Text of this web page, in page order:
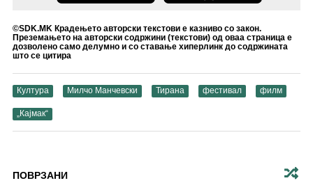
©SDK.MK Крадењето авторски текстови е казниво со закон.
Преземањето на авторски содржини (текстови) од оваа страница е
дозволено само делумно и со ставање хиперлинк до содржината
што се цитира
Култура Милчо Манчевски Тирана фестивал филм
„Кајмак“
ПОВРЗАНИ